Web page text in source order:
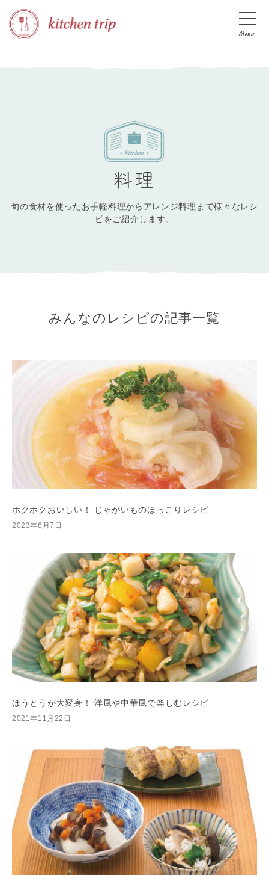
Menu
料理
旬の食材を使ったお手軽料理からアレンジ料理まで様々なレシ
ピをご紹介します。
みんなのレシピの記事一覧
ホクホクおいしい！ じゃがいものほっこりレシピ
2023年6月7日
ほうとうが大変身！ 洋風や中華風で楽しむレシピ
2021年11月22日